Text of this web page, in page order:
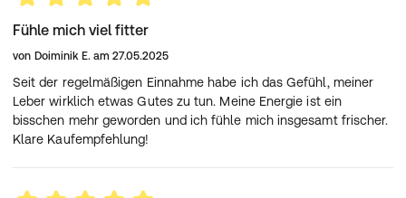
Fühle mich viel fitter
von Doiminik E. am 27.05.2025
Seit der regelmäßigen Einnahme habe ich das Gefühl, meiner
Leber wirklich etwas Gutes zu tun. Meine Energie ist ein
bisschen mehr geworden und ich fühle mich insgesamt frischer.
Klare Kaufempfehlung!